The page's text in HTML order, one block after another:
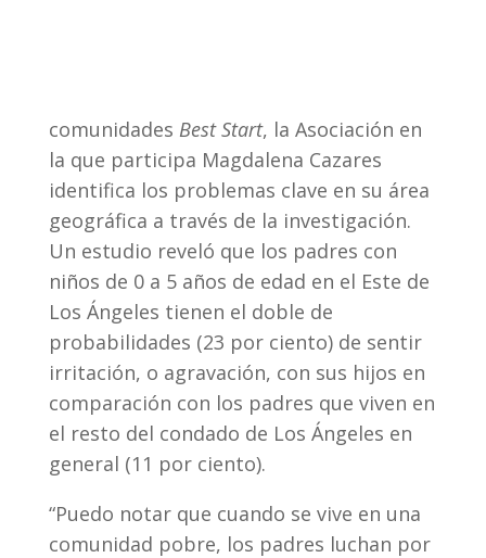
comunidades Best Start, la Asociación en
la que participa Magdalena Cazares
identifica los problemas clave en su área
geográfica a través de la investigación.
Un estudio reveló que los padres con
niños de 0 a 5 años de edad en el Este de
Los Ángeles tienen el doble de
probabilidades (23 por ciento) de sentir
irritación, o agravación, con sus hijos en
comparación con los padres que viven en
el resto del condado de Los Ángeles en
general (11 por ciento).
“Puedo notar que cuando se vive en una
comunidad pobre, los padres luchan por